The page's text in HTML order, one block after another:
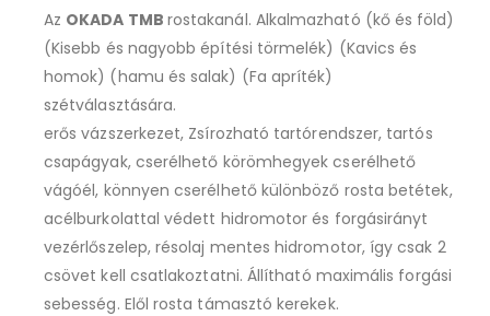
Az OKADA TMB rostakanál. Alkalmazható (kő és föld)
(Kisebb és nagyobb építési törmelék) (Kavics és
homok) (hamu és salak) (Fa apríték)
szétválasztására.
erős vázszerkezet, Zsírozható tartórendszer, tartós
csapágyak, cserélhető körömhegyek cserélhető
vágóél, könnyen cserélhető különböző rosta betétek,
acélburkolattal védett hidromotor és forgásirányt
vezérlőszelep, résolaj mentes hidromotor, így csak 2
csövet kell csatlakoztatni. Állítható maximális forgási
sebesség. Elől rosta támasztó kerekek.